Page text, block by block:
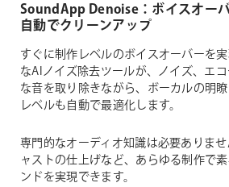
SoundApp Denoise：ボイスオー
自動でクリーンアップ
すぐに制作レベルのボイスオーバーを
なAIノイズ除去ツールが、ノイズ、エ
な音を取り除きながら、ボーカルの明
レベルも自動で最適化します。
専門的なオーディオ知識は必要ありま
ャストの仕上げなど、あらゆる制作で
ンドを実現できます。